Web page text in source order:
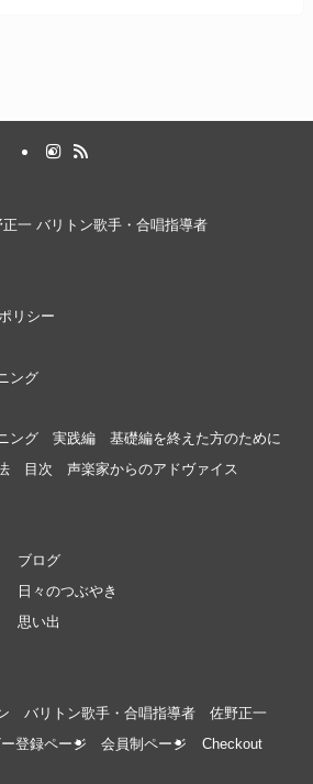
一 バリトン歌手・合唱指導者
リシー
ング
ング 実践編 基礎編を終えた方のために
法 目次 声楽家からのアドヴァイス
ブログ
日々のつぶやき
思い出
バリトン歌手・合唱指導者 佐野正一
登録ページ 会員制ページ Checkout